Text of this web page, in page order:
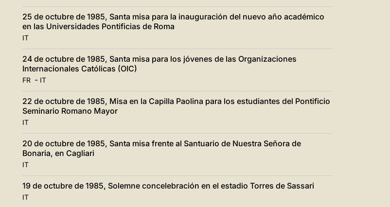
25 de octubre de 1985, Santa misa para la inauguración del nuevo año académico
en las Universidades Pontificias de Roma
IT
24 de octubre de 1985, Santa misa para los jóvenes de las Organizaciones
Internacionales Católicas (OIC)
FR- IT
22 de octubre de 1985, Misa en la Capilla Paolina para los estudiantes del Pontificio
Seminario Romano Mayor
IT
20 de octubre de 1985, Santa misa frente al Santuario de Nuestra Señora de
Bonaria, en Cagliari
IT
19 de octubre de 1985, Solemne concelebración en el estadio Torres de Sassari
IT